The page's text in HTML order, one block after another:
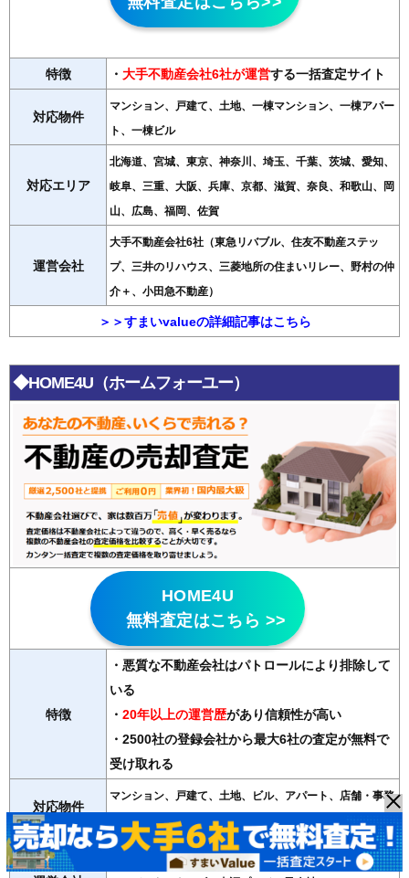
特徴 ・ 大手不動産会社6社が運営する一括査定サイト
対応物件
マンション、戸建て、土地、一棟マンション、一棟アパー
ト、一棟ビル
対応エリア
北海道、宮城、東京、神奈川、埼玉、千葉、茨城、愛知、
岐阜、三重、大阪、兵庫、京都、滋賀、奈良、和歌山、岡
山、広島、福岡、佐賀
運営会社
大手不動産会社6社（東急リバブル、住友不動産ステッ
プ、三井のリハウス、三菱地所の住まいリレー、野村の仲
介＋、小田急不動産）
＞＞すまいvalueの詳細記事はこちら
◆HOME4U（ホームフォーユー）
HOME4U
無料査定はこちら >>
特徴
・悪質な不動産会社はパトロールにより排除して
いる
・ 20年以上の運営歴があり信頼性が高い
・2500社の登録会社から最大6社の査定が無料で
受け取れる
対応物件
マンション、戸建て、土地、ビル、アパート、店舗・事務
紹介会社数 最大6社